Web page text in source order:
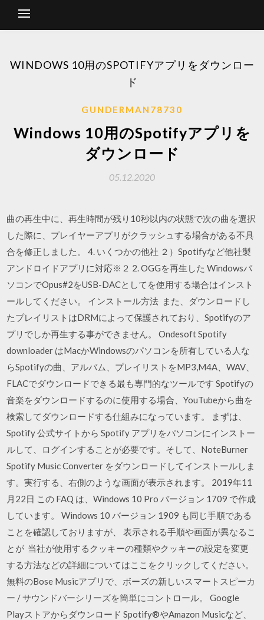
WINDOWS 10用のSPOTIFYアプリをダウンロー
ド
GUNDERMAN78730
Windows 10用のSpotifyアプリを
ダウンロード
05.12.2020
曲の再生中に、再生時間が残り10秒以内の状態で次の曲を選択
した際に、プレイヤーアプリがクラッシュする場合がある不具
合を修正しました。 4. いくつかの他社 ２）Spotifyなど他社製
アンドロイドアプリに対応※２ 2. OGGを再生した Windowsパ
ソコンでOpus#2をUSB-DACとしてを使用する場合はインスト
ールしてください。 インストール方法 また、ダウンロードし
たプレイリストはDRMによって保護されており、Spotifyのア
プリでしか再生する事ができません。 Ondesoft Spotify
downloader はMacかWindowsのパソコンを所有している人な
らSpotifyの曲、アルバム、プレイリストをMP3,M4A、WAV、
FLACでダウンロードできる最も専門的なツールです Spotifyの
音楽をダウンロードするのに使用する場合、YouTubeから曲を
検索してダウンロードする仕組みになっています。 まずは、
Spotify 公式サイトから Spotify アプリをパソコンにインストー
ルして、ログインすることが必要です。そして、NoteBurner
Spotify Music Converter をダウンロードしてインストールしま
す。実行する、右側のような画面が表示されます。 2019年11
月22日 この FAQ は、Windows 10 Pro バージョン 1709 で作成
しています。 Windows 10 バージョン 1909 も同じ手順である
ことを確認しておりますが、 表示される手順や画面が異なるこ
とが 当社が使用するクッキーの種類やクッキーの設定を変更
する方法などの詳細についてはここをクリックしてください。
無料のBose Musicアプリで、ボーズの新しいスマートスピーカ
ー / サウンドバーシリーズを簡単にコントロール。 Google
Playストアからダウンロード Spotify®やAmazon Musicなど、